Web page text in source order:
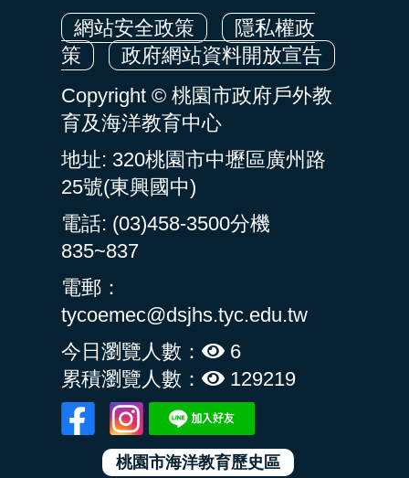
網站安全政策
隱私權政
策
政府網站資料開放宣告
Copyright © 桃園市政府戶外教
育及海洋教育中心
地址: 320桃園市中壢區廣州路
25號(東興國中)
電話: (03)458-3500分機
835~837
電郵：
tycoemec@dsjhs.tyc.edu.tw
今日瀏覽人數：
6
累積瀏覽人數：
129219